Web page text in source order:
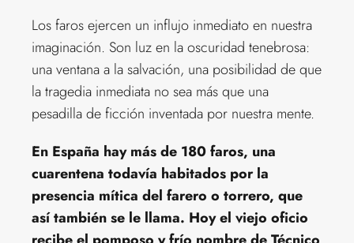
Los faros ejercen un influjo inmediato en nuestra
imaginación. Son luz en la oscuridad tenebrosa:
una ventana a la salvación, una posibilidad de que
la tragedia inmediata no sea más que una
pesadilla de ficción inventada por nuestra mente.
En España hay más de 180 faros, una
cuarentena todavía habitados por la
presencia mítica del farero o torrero, que
así también se le llama. Hoy el viejo oficio